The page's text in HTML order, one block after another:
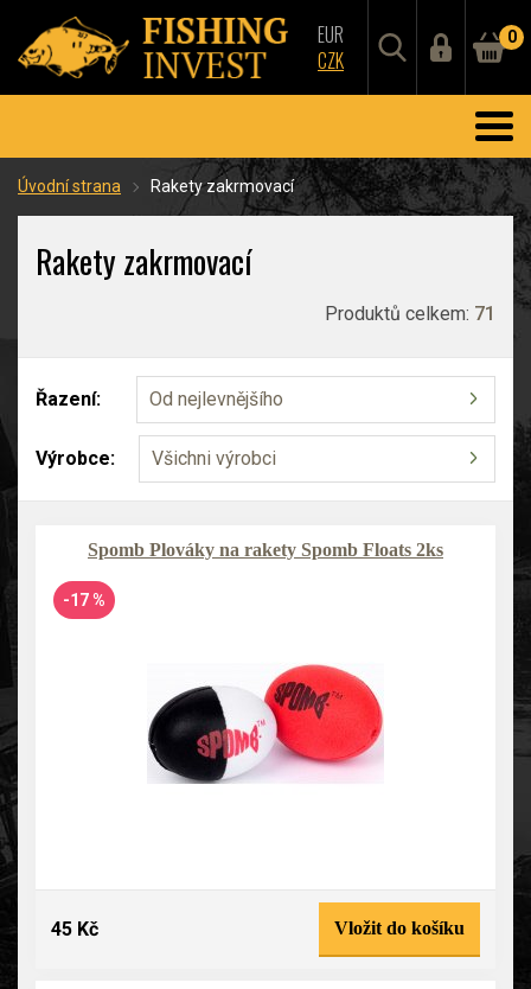
EUR
CZK
0
Úvodní strana Rakety zakrmovací
Rakety zakrmovací
Produktů celkem: 71
Řazení: Od nejlevnějšího
Výrobce: Všichni výrobci
Spomb Plováky na rakety Spomb Floats 2ks
-17 %
45 Kč Vložit do košíku